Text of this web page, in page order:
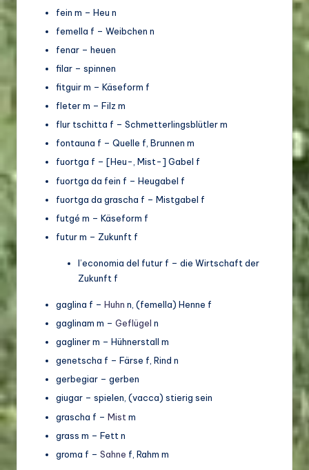
fein m – Heu n
femella f – Weibchen n
fenar – heuen
filar – spinnen
fitguir m – Käseform f
fleter m – Filz m
flur tschitta f – Schmetterlingsblütler m
fontauna f – Quelle f, Brunnen m
fuortga f – [Heu-, Mist-] Gabel f
fuortga da fein f – Heugabel f
fuortga da grascha f – Mistgabel f
futgé m – Käseform f
futur m – Zukunft f
l’economia del futur f – die Wirtschaft der
Zukunft f
gaglina f – Huhn n, (femella) Henne f
gaglinam m – Geflügel n
gagliner m – Hühnerstall m
genetscha f – Färse f, Rind n
gerbegiar – gerben
giugar – spielen, (vacca) stierig sein
grascha f – Mist m
grass m – Fett n
groma f – Sahne f, Rahm m